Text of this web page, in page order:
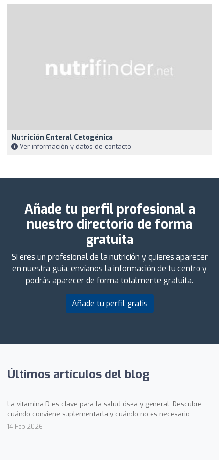
Nutrición Enteral Cetogénica
Ver información y datos de contacto
Añade tu perfil profesional a
nuestro directorio de forma
gratuita
Si eres un profesional de la nutrición y quieres aparecer
en nuestra guía, envíanos la información de tu centro y
podrás aparecer de forma totalmente gratuita.
Añade tu perfil gratis
Últimos artículos del blog
La vitamina D es clave para la salud ósea y general. Descubre
cuándo conviene suplementarla y cuándo no es necesario.
14 Feb 2026